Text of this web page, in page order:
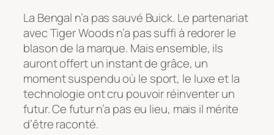
La Bengal n’a pas sauvé Buick. Le partenariat
avec Tiger Woods n’a pas suffi à redorer le
blason de la marque. Mais ensemble, ils
auront offert un instant de grâce, un
moment suspendu où le sport, le luxe et la
technologie ont cru pouvoir réinventer un
futur. Ce futur n’a pas eu lieu, mais il mérite
d’être raconté.